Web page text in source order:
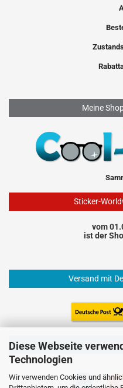
Diese Webseite
Technologien
Wir verwenden Cookies und
Meine
Sticker-
vom
ist der
Versand mit
Einfach